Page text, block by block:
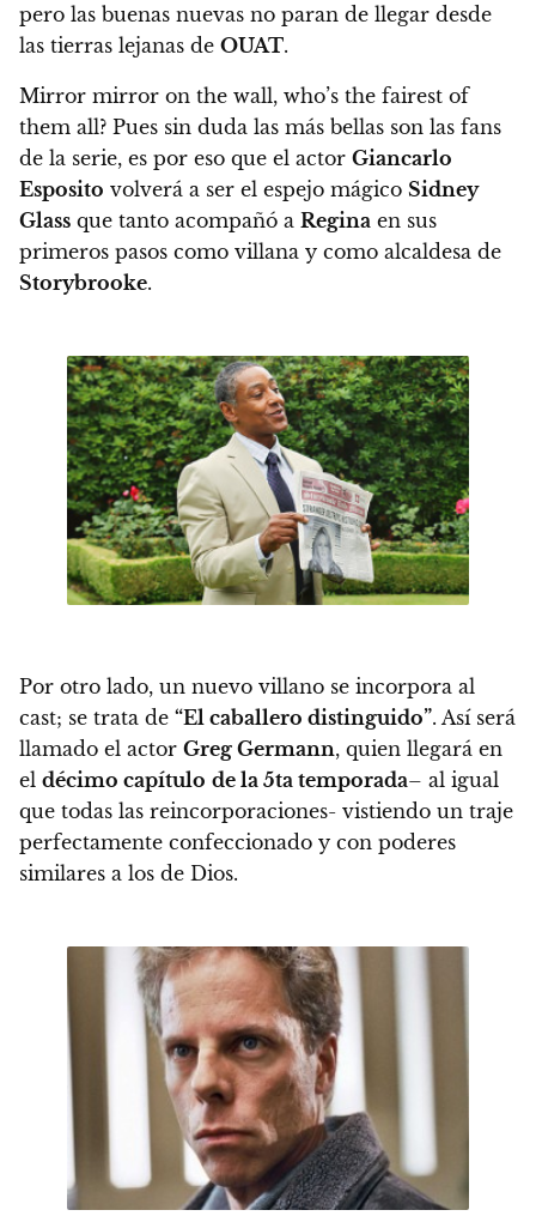
pero las buenas nuevas no paran de llegar desde
las tierras lejanas de OUAT.
Mirror mirror on the wall, who’s the fairest of
them all? Pues sin duda las más bellas son las fans
de la serie, es por eso que el actor Giancarlo
Esposito volverá a ser el espejo mágico Sidney
Glass que tanto acompañó a Regina en sus
primeros pasos como villana y como alcaldesa de
Storybrooke.
Por otro lado, un nuevo villano se incorpora al
cast; se trata de “El caballero distinguido”. Así será
llamado el actor Greg Germann, quien llegará en
el décimo capítulo de la 5ta temporada– al igual
que todas las reincorporaciones- vistiendo un traje
perfectamente confeccionado y con poderes
similares a los de Dios.